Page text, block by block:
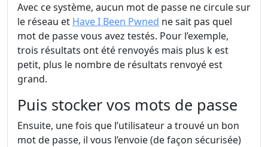
Avec ce système, aucun mot de passe ne circule sur
le réseau et Have I Been Pwned ne sait pas quel
mot de passe vous avez testés. Pour l’exemple,
trois résultats ont été renvoyés mais plus k est
petit, plus le nombre de résultats renvoyé est
grand.
Puis stocker vos mots de passe
Ensuite, une fois que l’utilisateur a trouvé un bon
mot de passe, il vous l’envoie (de façon sécurisée)